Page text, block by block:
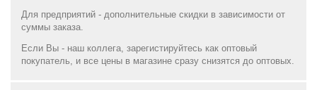
Для предприятий - дополнительные скидки в зависимости от
суммы заказа.
Если Вы - наш коллега, зарегистируйтесь как оптовый
покупатель, и все цены в магазине сразу снизятся до оптовых.